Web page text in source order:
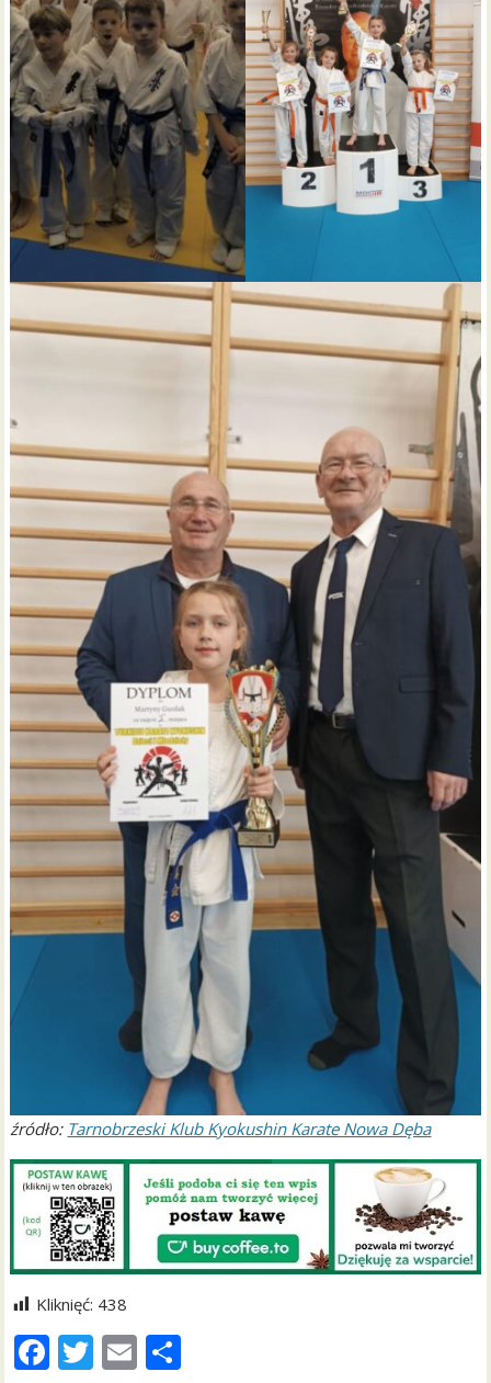
źródło: Tarnobrzeski Klub Kyokushin Karate Nowa Dęba
Kliknięć: 438
F T E